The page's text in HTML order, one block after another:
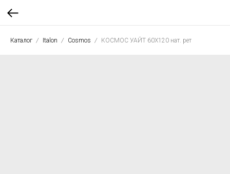
Каталог Italon Cosmos КОСМОС УАЙТ 60X120 нат. рет